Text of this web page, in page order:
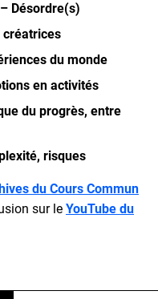
Désordre(s)
créatrices
du monde
en activités
du progrès, entre
risques
du Cours Commun
sur le YouTube du